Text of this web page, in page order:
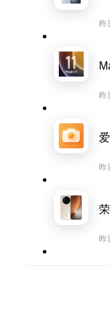
昨
昨
昨
昨